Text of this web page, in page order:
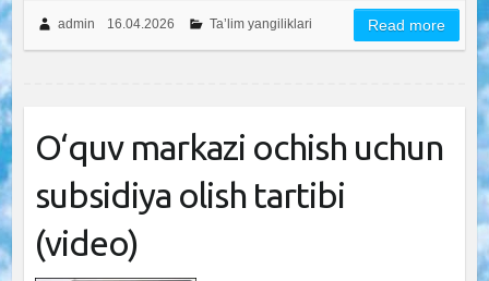
admin 16.04.2026 Ta’lim yangiliklari Read more
O‘quv markazi ochish uchun
subsidiya olish tartibi
(video)